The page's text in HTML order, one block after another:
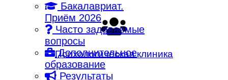
Бакалавриат.
Приём 2026
Часто задаваемые
вопросы
Дополнительное
образование
Результаты
Психологическая клиника